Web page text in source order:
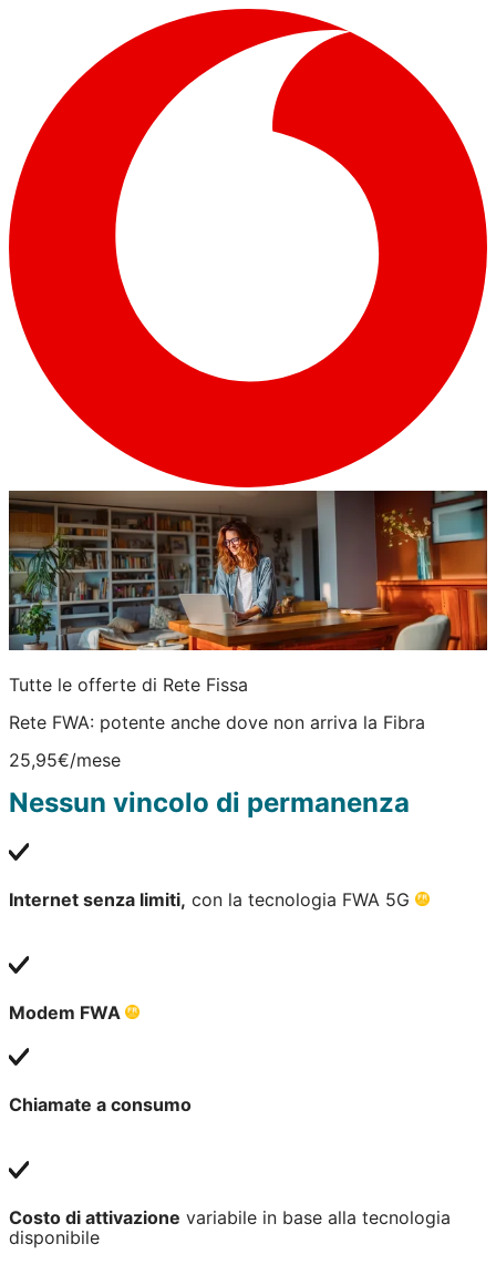
Tutte le offerte di Rete Fissa
Rete FWA: potente anche dove non arriva la Fibra
25,95€/mese
Nessun vincolo di permanenza
Internet senza limiti, con la tecnologia FWA 5G
Modem FWA
Chiamate a consumo
Costo di attivazione variabile in base alla tecnologia
disponibile